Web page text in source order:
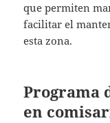
que permiten
facilitar el
esta zona.
Programa
en